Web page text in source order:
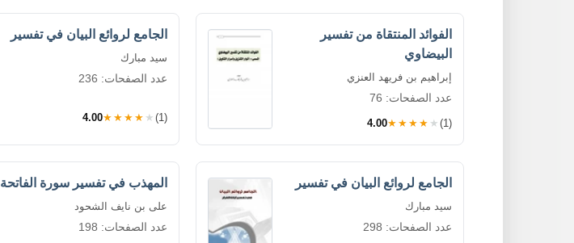
الفوائد المنتقاة من تفسير
البيضاوي
إبراهيم بن فريهد العنزي
عدد الصفحات: 76
4.00★★★★★ (1)
الجامع لروائع البيان في تفسير
سيد مبارك
عدد الصفحات: 236
4.00★★★★★ (1)
الجامع لروائع البيان في تفسير
سيد مبارك
عدد الصفحات: 298
المهذب في تفسير سورة الفاتحة
على بن نايف الشحود
عدد الصفحات: 198